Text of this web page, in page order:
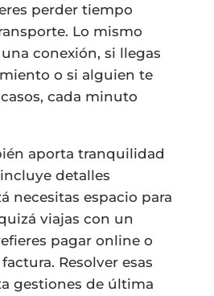
perder tiempo
Lo mismo
conexión, si llegas
o si alguien te
cada minuto
aporta tranquilidad
detalles
necesitas espacio para
viajas con un
pagar online o
Resolver esas
gestiones de última